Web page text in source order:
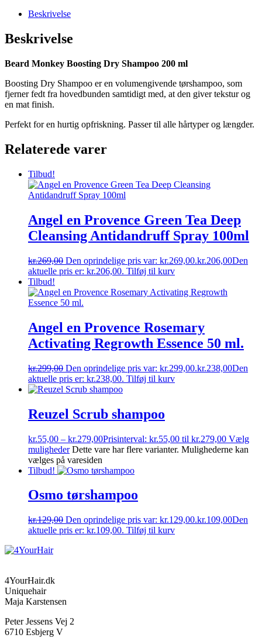
Beskrivelse
Beskrivelse
Beard Monkey Boosting Dry Shampoo 200 ml
Boosting Dry Shampoo er en volumengivende tørshampoo, som
fjerner fedt fra hovedbunden samtidigt med, at den giver tekstur og
en mat finish.
Perfekt for en hurtig opfriskning. Passer til alle hårtyper og længder.
Relaterede varer
Tilbud!
Angel en Provence Green Tea Deep
Cleansing Antidandruff Spray 100ml
kr.269,00 Den oprindelige pris var: kr.269,00.kr.206,00Den
aktuelle pris er: kr.206,00. Tilføj til kurv
Tilbud!
Angel en Provence Rosemary
Activating Regrowth Essence 50 ml.
kr.299,00 Den oprindelige pris var: kr.299,00.kr.238,00Den
aktuelle pris er: kr.238,00. Tilføj til kurv
Reuzel Scrub shampoo
kr.55,00 – kr.279,00Prisinterval: kr.55,00 til kr.279,00 Vælg
muligheder Dette vare har flere varianter. Mulighederne kan
vælges på varesiden
Tilbud!
Osmo tørshampoo
kr.129,00 Den oprindelige pris var: kr.129,00.kr.109,00Den
aktuelle pris er: kr.109,00. Tilføj til kurv
4YourHair.dk
Uniquehair
Maja Karstensen
Peter Jessens Vej 2
6710 Esbjerg V